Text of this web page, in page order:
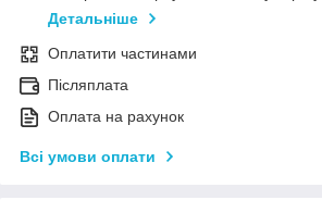
Детальніше
Оплатити частинами
Післяплата
Оплата на рахунок
Всі умови оплати